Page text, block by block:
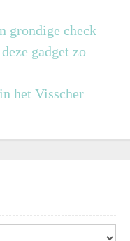
grondige check
gadget zo
het Visscher